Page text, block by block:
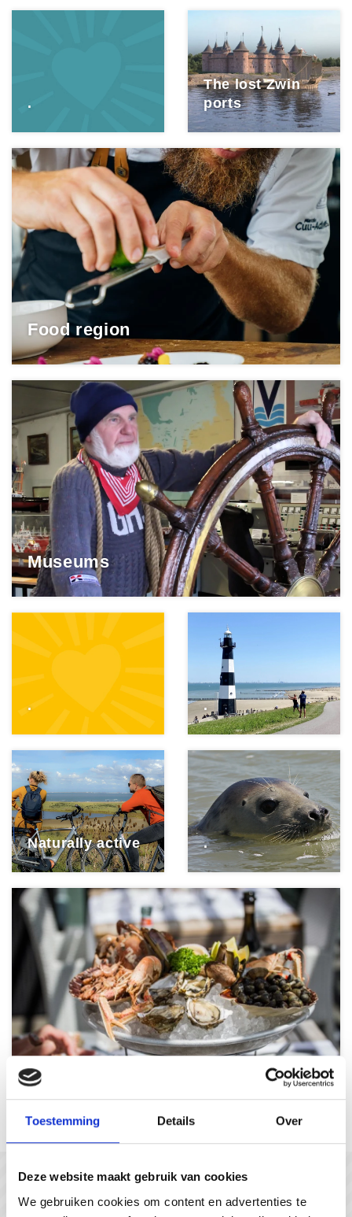
Toestemming Details Over
Deze website maakt gebruik van cookies
We gebruiken cookies om content en advertenties te
.
The lost Zwin
ports
Food region
Museums
. .
Naturally active .
Culinary delights
In gesprek met...
#gastvrijzeeuwsvlaanderen